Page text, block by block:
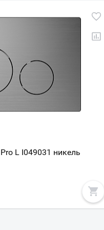
L I049031 никель